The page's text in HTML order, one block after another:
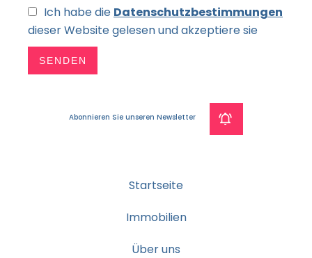
Ich habe die Datenschutzbestimmungen
dieser Website gelesen und akzeptiere sie
SENDEN
Abonnieren Sie unseren Newsletter
Startseite
Immobilien
Über uns